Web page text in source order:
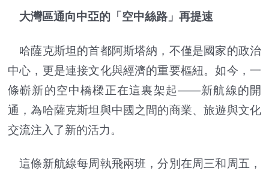
大灣區通向中亞的「空中絲路」再提速
哈薩克斯坦的首都阿斯塔納，不僅是國家的政治
中心，更是連接文化與經濟的重要樞紐。如今，一
條嶄新的空中橋樑正在這裏架起——新航線的開
通，為哈薩克斯坦與中國之間的商業、旅遊與文化
交流注入了新的活力。
這條新航線每周執飛兩班，分別在周三和周五，